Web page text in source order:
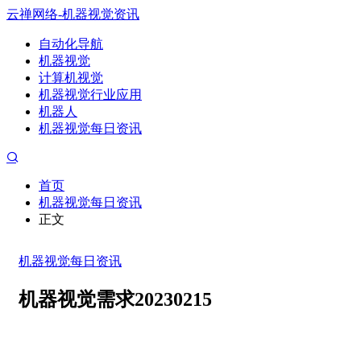
云禅网络-机器视觉资讯
自动化导航
机器视觉
计算机视觉
机器视觉行业应用
机器人
机器视觉每日资讯
首页
机器视觉每日资讯
正文
机器视觉每日资讯
机器视觉需求20230215